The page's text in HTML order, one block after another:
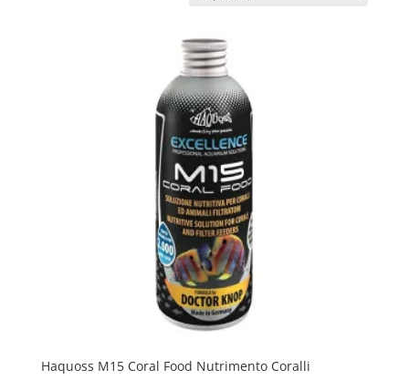
Haquoss M15 Coral Food Nutrimento Coralli